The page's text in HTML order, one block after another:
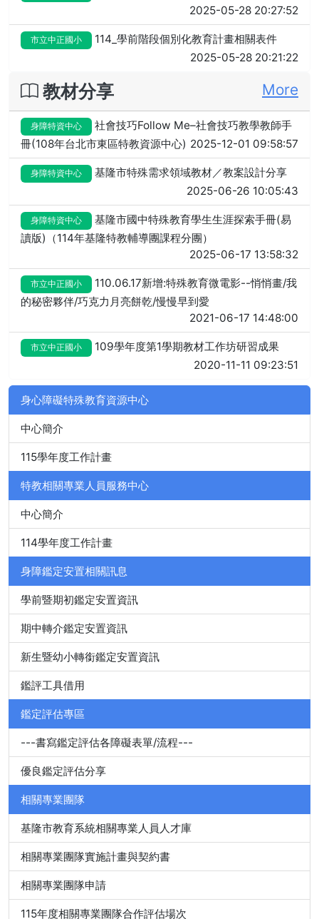
2025-05-28 20:27:52
市立中正國小
114_學前階段個別化教育計畫相關表件
2025-05-28 20:21:22
More
教材分享
身障特資中心
社會技巧Follow Me–社會技巧教學教師手
冊(108年台北市東區特教資源中心) 2025-12-01 09:58:57
身障特資中心
基隆市特殊需求領域教材／教案設計分享
2025-06-26 10:05:43
身障特資中心
基隆市國中特殊教育學生生涯探索手冊(易
讀版)（114年基隆特教輔導團課程分團）
2025-06-17 13:58:32
市立中正國小
110.06.17新增:特殊教育微電影--悄悄畫/我
的秘密夥伴/巧克力月亮餅乾/慢慢早到愛
2021-06-17 14:48:00
市立中正國小
109學年度第1學期教材工作坊研習成果
2020-11-11 09:23:51
身心障礙特殊教育資源中心
中心簡介
115學年度工作計畫
特教相關專業人員服務中心
中心簡介
114學年度工作計畫
身障鑑定安置相關訊息
學前暨期初鑑定安置資訊
期中轉介鑑定安置資訊
新生暨幼小轉銜鑑定安置資訊
鑑評工具借用
鑑定評估專區
---書寫鑑定評估各障礙表單/流程---
優良鑑定評估分享
相關專業團隊
基隆市教育系統相關專業人員人才庫
相關專業團隊實施計畫與契約書
相關專業團隊申請
115年度相關專業團隊合作評估場次